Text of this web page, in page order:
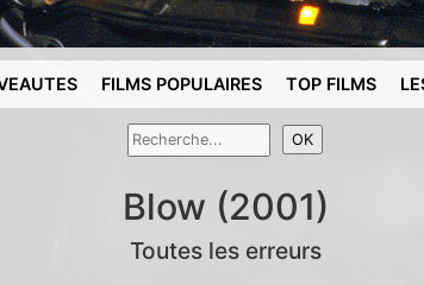
FILMS POPULAIRES TOP FILMS
Blow (2001)
Toutes les erreurs